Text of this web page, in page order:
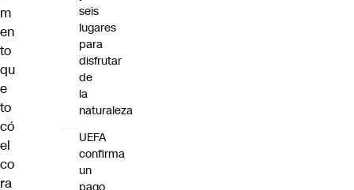
m
en
to
qu
e
to
có
el
co
ra
seis
lugares
para
disfrutar
de
la
naturaleza
UEFA
confirma
un
pago